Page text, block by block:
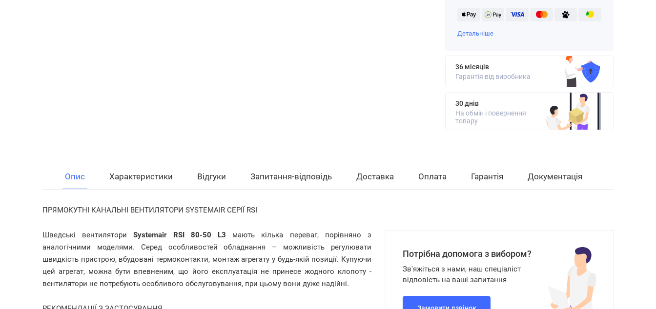
Детальніше
36 місяців
Гарантія від виробника
30 днів
На обмін і повернення
товару
Опис Характеристики Відгуки Запитання-відповідь Доставка Оплата Гарантія Документація
ПРЯМОКУТНІ КАНАЛЬНІ ВЕНТИЛЯТОРИ SYSTEMAIR СЕРІЇ RSI
Шведські вентиляториSystemair RSI 80-50 L3 мають кілька переваг, порівняно з
аналогічними моделями. Серед особливостей обладнання – можливість регулювати
швидкість пристрою, вбудовані термоконтакти, монтаж агрегату у будь-якій позиції. Купуючи
цей агрегат, можна бути впевненим, що його експлуатація не принесе жодного клопоту -
вентилятори не потребують особливого обслуговування, при цьому вони дуже надійні.
Потрібна допомога з вибором?
Зв'яжіться з нами, наш спеціаліст
відповість на ваші запитання